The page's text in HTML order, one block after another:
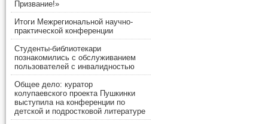
Призвание!»
Итоги Межрегиональной научно-
практической конференции
Студенты-библиотекари
познакомились с обслуживанием
пользователей с инвалидностью
Общее дело: куратор
колупаевского проекта Пушкинки
выступила на конференции по
детской и подростковой литературе